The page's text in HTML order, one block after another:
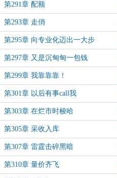
第291章 配额
第293章 走俏
第295章 向专业化迈出一大步
第297章 又是沉甸甸一包钱
第299章 我靠靠靠！
第301章 以后有事call我
第303章 在烂市时梭哈
第305章 采收入库
第307章 雷霆击碎黑暗
第310章 量价齐飞